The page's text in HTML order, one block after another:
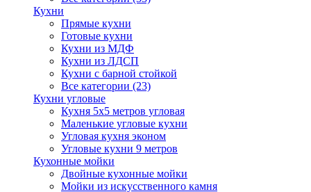
Кухни
Прямые кухни
Готовые кухни
Кухни из МДФ
Кухни из ЛДСП
Кухни с барной стойкой
Все категории (23)
Кухни угловые
Кухня 5х5 метров угловая
Маленькие угловые кухни
Угловая кухня эконом
Угловые кухни 9 метров
Кухонные мойки
Двойные кухонные мойки
Мойки из искусственного камня